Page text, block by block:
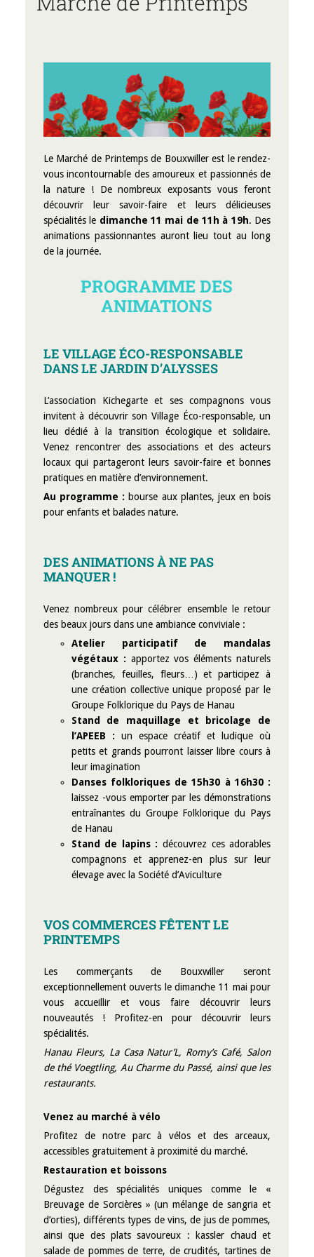
Le Marché de Printemps de Bouxwiller est le rendez-
vous incontournable des amoureux et passionnés de
la nature ! De nombreux exposants vous feront
découvrir leur savoir-faire et leurs délicieuses
spécialités le dimanche 11 mai de 11h à 19h. Des
animations passionnantes auront lieu tout au long
de la journée.
PROGRAMME DES
ANIMATIONS
LE VILLAGE ÉCO-RESPONSABLE
DANS LE JARDIN D’ALYSSES
L’association Kichegarte et ses compagnons vous
invitent à découvrir son Village Éco-responsable, un
lieu dédié à la transition écologique et solidaire.
Venez rencontrer des associations et des acteurs
locaux qui partageront leurs savoir-faire et bonnes
pratiques en matière d’environnement.
Au programme : bourse aux plantes, jeux en bois
pour enfants et balades nature.
DES ANIMATIONS À NE PAS
MANQUER !
Venez nombreux pour célébrer ensemble le retour
des beaux jours dans une ambiance conviviale :
Atelier participatif de mandalas
végétaux : apportez vos éléments naturels
(branches, feuilles, fleurs…) et participez à
une création collective unique proposé par le
Groupe Folklorique du Pays de Hanau
Stand de maquillage et bricolage de
l’APEEB : un espace créatif et ludique où
petits et grands pourront laisser libre cours à
leur imagination
Danses folkloriques de 15h30 à 16h30 :
laissez -vous emporter par les démonstrations
entraînantes du Groupe Folklorique du Pays
de Hanau
Stand de lapins : découvrez ces adorables
compagnons et apprenez-en plus sur leur
élevage avec la Société d’Aviculture
VOS COMMERCES FÊTENT LE
PRINTEMPS
Les commerçants de Bouxwiller seront
exceptionnellement ouverts le dimanche 11 mai pour
vous accueillir et vous faire découvrir leurs
nouveautés ! Profitez-en pour découvrir leurs
spécialités.
Hanau Fleurs, La Casa Natur’L, Romy’s Café, Salon
de thé Voegtling, Au Charme du Passé, ainsi que les
restaurants.
Venez au marché à vélo
Profitez de notre parc à vélos et des arceaux,
accessibles gratuitement à proximité du marché.
Restauration et boissons
Dégustez des spécialités uniques comme le «
Breuvage de Sorcières » (un mélange de sangria et
d’orties), différents types de vins, de jus de pommes,
ainsi que des plats savoureux : kassler chaud et
salade de pommes de terre, de crudités, tartines de